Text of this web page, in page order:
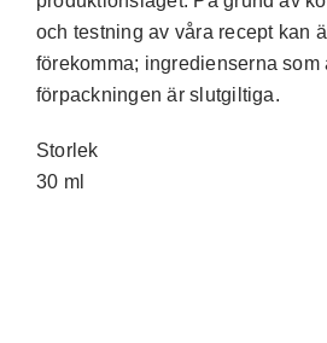
och testning av våra recept kan
förekomma; ingredienserna som
förpackningen är slutgiltiga.
Storlek
30 ml